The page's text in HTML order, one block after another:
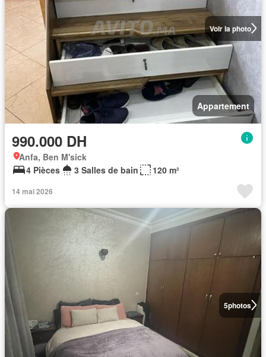
Voir la photo
Appartement
990.000 DH
Anfa, Ben M'sick
4 Pièces
3 Salles de bain 120 m²
14 mai 2026
5photos